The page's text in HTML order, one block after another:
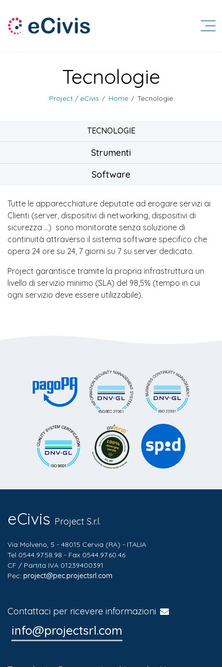
Tecnologie
Project / eCivis / Home / Tecnologie
Tutte le apparecchiature deputate ad erogare servizi ai
Clienti (server, dispositivi di networking, dispositivi di
sicurezza …) sono monitorate senza soluzione di
continuità attraverso il sistema software specifico che
opera 24 ore su 24, 7 giorni su 7 su server dedicato.
Project garantisce tramite la propria infrastruttura un
livello di servizio minimo (SLA) del 98,5% (tempo in cui
ogni servizio deve essere utilizzabile).
TECNOLOGIE
Strumenti
Software
eCivis Project S.r.l.
Via Molveno, 5 - 48015 Cervia (RA) - ITALIA
Tel 0544.97.58.98 - Fax 0544.97.60.46
CF / Partita IVA 01239400391
Pec: project@pec.projectsrl.com
Contattaci per ricevere informazioni
info@projectsrl.com